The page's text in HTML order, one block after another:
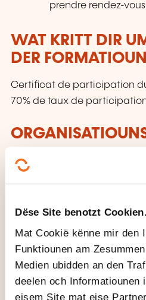
Dëse Site benotzt Cookien.
Mat Cookië kënne mir den
Funktiounen am
Medien ubidden an den
deelen och Informatiounen
eisem Site mat eise
prendre rendez-vous
WAT KRITT DIR
DER
Certificat de participation
70% de taux de
Les inscriptions s'effectuent
SCHWÄTZE MIR?
Jiddereen, deen dëse
Ka vertraut, alldeeglech
einfach Aussoen, mat
sollen erfëllt ginn,